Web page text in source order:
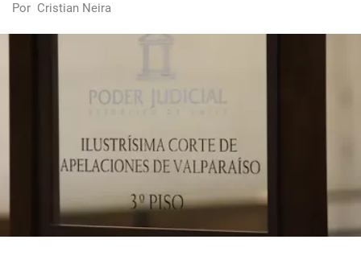
Por Cristian Neira